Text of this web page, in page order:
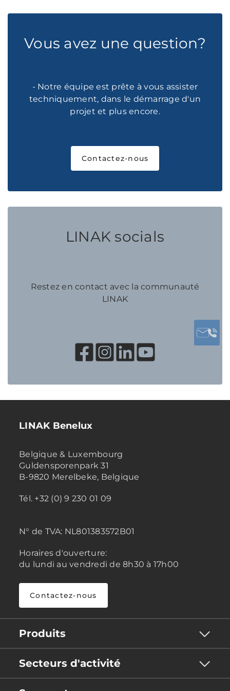
Vous avez une question?
- Notre équipe est prête à vous assister
techniquement, dans le démarrage d'un
projet et plus encore.
Contactez-nous
LINAK socials
Restez en contact avec la communauté
LINAK
LINAK Benelux
Belgique & Luxembourg
Guldensporenpark 31
B-9820 Merelbeke, Belgique
Tél. +32 (0) 9 230 01 09
N° de TVA: NL801383572B01
Horaires d'ouverture:
du lundi au vendredi de 8h30 à 17h00
Contactez-nous
Produits
Secteurs d'activité